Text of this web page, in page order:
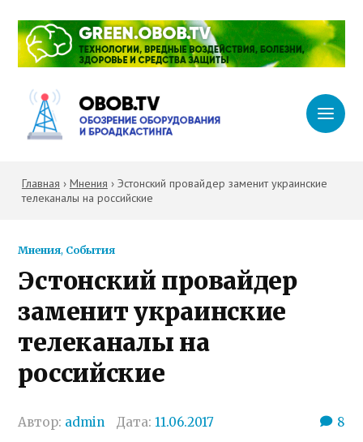
Главная › Мнения › Эстонский провайдер заменит украинские
телеканалы на российские
Мнения, События
Эстонский провайдер
заменит украинские
телеканалы на
российские
Автор: admin Дата:11.06.2017 8